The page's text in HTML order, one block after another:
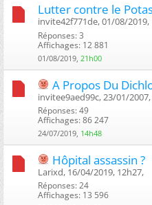
Lutter contre le
invite42f771de, 01/08/2019,
Réponses: 3
Affichages: 12 881
01/08/2019, 21h00
A Propos Du
invitee9aed99c, 23/01/2007,
Réponses: 49
Affichages: 86 247
24/07/2019, 14h48
Hôpital assassin ?
Larixd, 16/04/2019, 12h27, ‎
Réponses: 24
Affichages: 13 596